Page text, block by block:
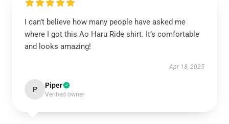
I can’t believe how many people have asked me
where I got this Ao Haru Ride shirt. It’s comfortable
and looks amazing!
Apr 18, 2025
P Piper
Verified owner